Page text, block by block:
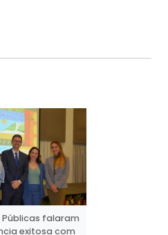
falaram
exitosa com